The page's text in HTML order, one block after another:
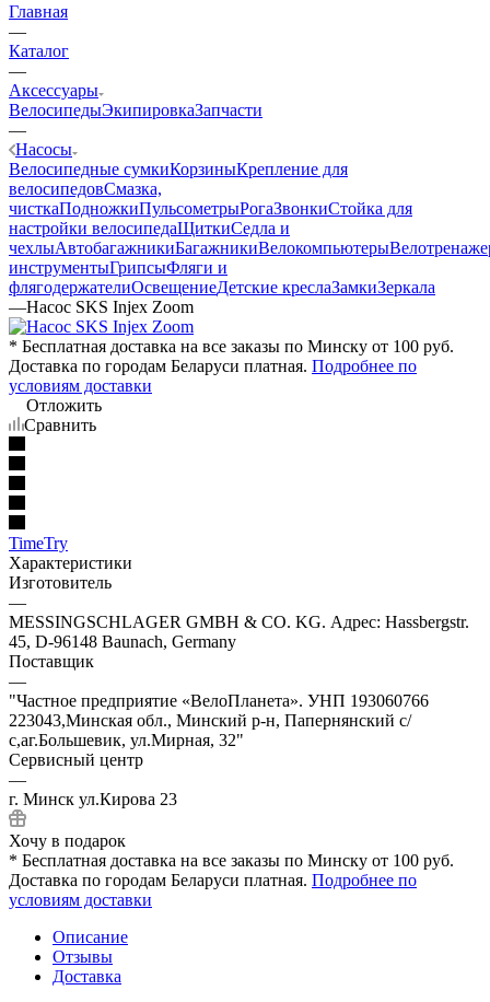
Главная
—
Каталог
—
Аксессуары
ВелосипедыЭкипировкаЗапчасти
—
Насосы
Велосипедные сумкиКорзиныКрепление для
велосипедовСмазка,
чисткаПодножкиПульсометрыРогаЗвонкиСтойка для
настройки велосипедаЩиткиСедла и
чехлыАвтобагажникиБагажникиВелокомпьютеры
инструментыГрипсыФляги и
флягодержателиОсвещениеДетские креслаЗамкиЗеркала
—Насос SKS Injex Zoom
* Бесплатная доставка на все заказы по Минску от 100 руб.
Доставка по городам Беларуси платная. Подробнее по
условиям доставки
Отложить
Сравнить
TimeTry
Характеристики
Изготовитель
—
MESSINGSCHLAGER GMBH & CO. KG. Адрес: Hassbergstr.
45, D-96148 Baunach, Germany
Поставщик
—
"Частное предприятие «ВелоПланета». УНП 193060766
223043,Минская обл., Минский р-н, Папернянский с/
с,аг.Большевик, ул.Мирная, 32"
Сервисный центр
—
г. Минск ул.Кирова 23
Хочу в подарок
* Бесплатная доставка на все заказы по Минску от 100 руб.
Доставка по городам Беларуси платная. Подробнее по
условиям доставки
Описание
Отзывы
Доставка